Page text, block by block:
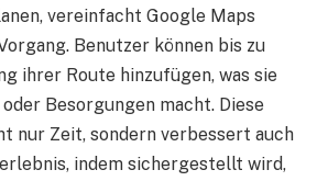
vereinfacht Google Maps
Benutzer können bis zu
ihrer Route hinzufügen, was sie
Besorgungen macht. Diese
nur Zeit, sondern verbessert auch
indem sichergestellt wird,